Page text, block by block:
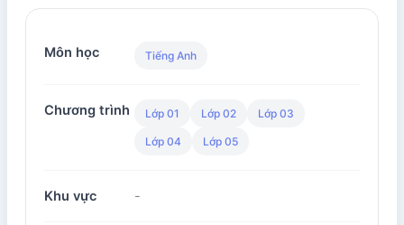
Môn học Tiếng Anh
Chương trình Lớp 01 Lớp 02 Lớp 03
Lớp 04 Lớp 05
Khu vực -